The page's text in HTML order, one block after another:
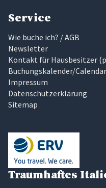
Service
Wie buche ich? / AGB
Newsletter
Kontakt für Hausbesitzer (
Buchungskalender/
Impressum
Datenschutzerklärung
Sitemap
Traumhaftes